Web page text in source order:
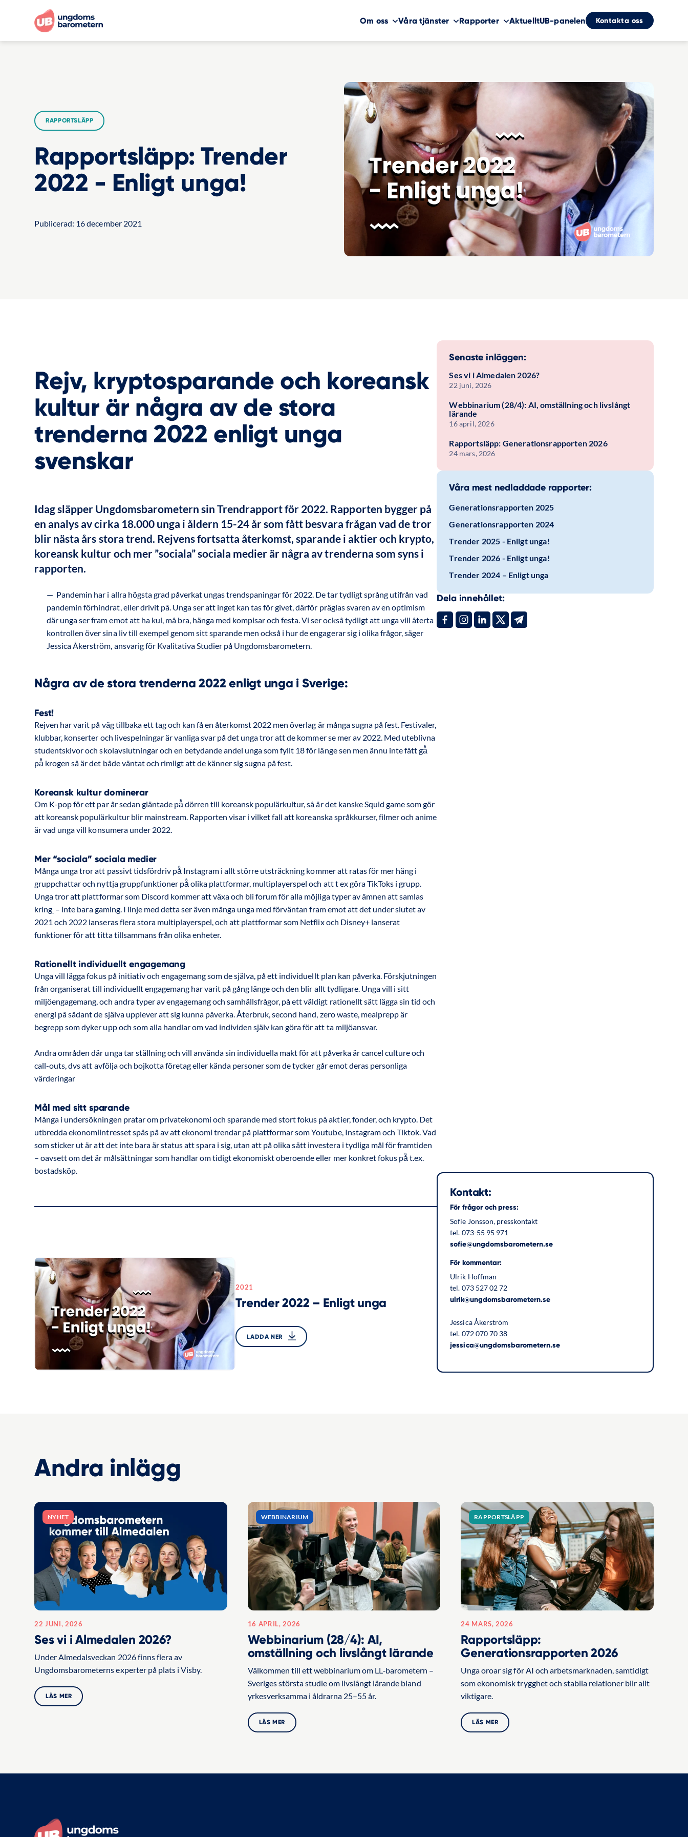
Om oss Våra tjänster Rapporter AktuelltUB-panelen Kontakta oss
RAPPORTSLÄPP
Rapportsläpp: Trender
2022 - Enligt unga!
Publicerad: 16 december 2021
Rejv, kryptosparande och koreansk
kultur är några av de stora
trenderna 2022 enligt unga
svenskar
Idag släpper Ungdomsbarometern sin Trendrapport för 2022. Rapporten bygger på
en analys av cirka 18.000 unga i åldern 15-24 år som fått besvara frågan vad de tror
blir nästa års stora trend. Rejvens fortsatta återkomst, sparande i aktier och krypto,
koreansk kultur och mer ”sociala” sociala medier är några av trenderna som syns i
rapporten.
Pandemin har i allra högsta grad påverkat ungas trendspaningar för 2022. De tar tydligt språng utifrån vad
pandemin förhindrat, eller drivit på. Unga ser att inget kan tas för givet, därför präglas svaren av en optimism
där unga ser fram emot att ha kul, må bra, hänga med kompisar och festa. Vi ser också tydligt att unga vill återta
kontrollen över sina liv till exempel genom sitt sparande men också i hur de engagerar sig i olika frågor, säger
Jessica Åkerström, ansvarig för Kvalitativa Studier på Ungdomsbarometern.
Några av de stora trenderna 2022 enligt unga i Sverige:
Fest!
Rejven har varit på väg tillbaka ett tag och kan få en återkomst 2022 men överlag är många sugna på fest. Festivaler,
klubbar, konserter och livespelningar är vanliga svar på det unga tror att de kommer se mer av 2022. Med uteblivna
studentskivor och skolavslutningar och en betydande andel unga som fyllt 18 för länge sen men ännu inte fått gå̊
på̊ krogen så är det både väntat och rimligt att de känner sig sugna på fest.
Koreansk kultur dominerar
Om K-pop för ett par år sedan gläntade på̊ dörren till koreansk populärkultur, så är det kanske Squid game som gör
att koreansk populärkultur blir mainstream. Rapporten visar i vilket fall att koreanska språkkurser, filmer och anime
är vad unga vill konsumera under 2022.
Mer “sociala” sociala medier
Många unga tror att passivt tidsfördriv på̊ Instagram i allt större utsträckning kommer att ratas för mer häng i
gruppchattar och nyttja gruppfunktioner på̊ olika plattformar, multiplayerspel och att t ex göra TikToks i grupp.
Unga tror att plattformar som Discord kommer att växa och bli forum för alla möjliga typer av ämnen att samlas
kring – inte bara gaming. I linje med detta ser även många unga med förväntan fram emot att det under slutet av
2021 och 2022 lanseras flera stora multiplayerspel, och att plattformar som Netflix och Disney+ lanserat
funktioner för att titta tillsammans från olika enheter.
Rationellt individuellt engagemang
Unga vill lägga fokus på initiativ och engagemang som de själva, på ett individuellt plan kan påverka. Förskjutningen
från organiserat till individuellt engagemang har varit på gång länge och den blir allt tydligare. Unga vill i sitt
miljöengagemang, och andra typer av engagemang och samhällsfrågor, på ett väldigt rationellt sätt lägga sin tid och
energi på sådant de själva upplever att sig kunna påverka. Återbruk, second hand, zero waste, mealprepp är
begrepp som dyker upp och som alla handlar om vad individen själv kan göra för att ta miljöansvar.
Andra områden där unga tar ställning och vill använda sin individuella makt för att påverka är cancel culture och
call-outs, dvs att avfölja och bojkotta företag eller kända personer som de tycker går emot deras personliga
värderingar
Mål med sitt sparande
Många i undersökningen pratar om privatekonomi och sparande med stort fokus på aktier, fonder, och krypto. Det
utbredda ekonomiintresset späs på av att ekonomi trendar på plattformar som Youtube, Instagram och Tiktok. Vad
som sticker ut är att det inte bara är status att spara i sig, utan att på olika sätt investera i tydliga mål för framtiden
– oavsett om det är målsättningar som handlar om tidigt ekonomiskt oberoende eller mer konkret fokus på̊ t.ex.
bostadsköp.
2021
Trender 2022 – Enligt unga
LADDA NER
Senaste inläggen:
Ses vi i Almedalen 2026?
22 juni, 2026
Webbinarium (28/4): AI, omställning och livslångt
lärande
16 april, 2026
Rapportsläpp: Generationsrapporten 2026
24 mars, 2026
Våra mest nedladdade rapporter:
Generationsrapporten 2025
Generationsrapporten 2024
Trender 2025 - Enligt unga!
Trender 2026 - Enligt unga!
Trender 2024 – Enligt unga
Dela innehållet:
Kontakt:
För frågor och press:
Sofie Jonsson, presskontakt
tel. 073-55 95 971
sofie@ungdomsbarometern.se
För kommentar:
Ulrik Hoffman
tel. 073 527 02 72
ulrik@ungdomsbarometern.se
Jessica Åkerström
tel. 072 070 70 38
jessica@ungdomsbarometern.se
Andra inlägg
NYHET
22 JUNI, 2026
Ses vi i Almedalen 2026?
Under Almedalsveckan 2026 finns flera av
Ungdomsbarometerns experter på plats i Visby.
LÄS MER
WEBBINARIUM
16 APRIL, 2026
Webbinarium (28/4): AI,
omställning och livslångt lärande
Välkommen till ett webbinarium om LL‑barometern –
Sveriges största studie om livslångt lärande bland
yrkesverksamma i åldrarna 25–55 år.
LÄS MER
RAPPORTSLÄPP
24 MARS, 2026
Rapportsläpp:
Generationsrapporten 2026
Unga oroar sig för AI och arbetsmarknaden, samtidigt
som ekonomisk trygghet och stabila relationer blir allt
viktigare.
LÄS MER